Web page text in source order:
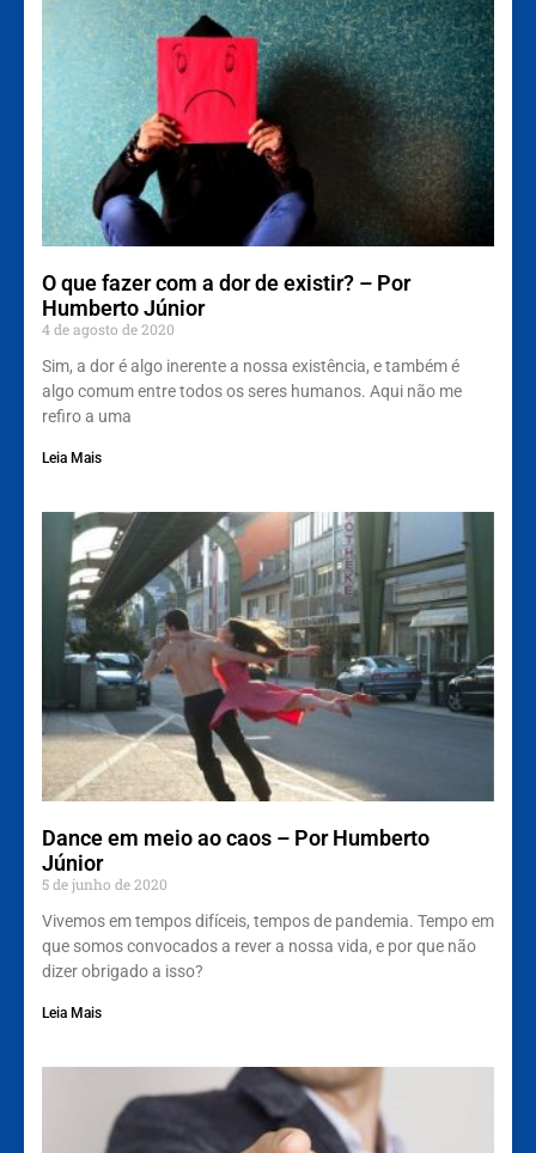
O que fazer com a dor de existir? – Por
Humberto Júnior
4 de agosto de 2020
Sim, a dor é algo inerente a nossa existência, e também é
algo comum entre todos os seres humanos. Aqui não me
refiro a uma
Leia Mais
Dance em meio ao caos – Por Humberto
Júnior
5 de junho de 2020
Vivemos em tempos difíceis, tempos de pandemia. Tempo em
que somos convocados a rever a nossa vida, e por que não
dizer obrigado a isso?
Leia Mais